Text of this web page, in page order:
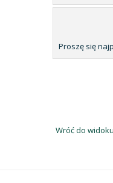
Proszę się
Wróć do